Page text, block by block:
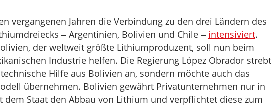
vergangenen Jahren die Verbindung zu den drei Ländern des
‒ Argentinien, Bolivien und Chile ‒ intensiviert.
der weltweit größte Lithiumproduzent, soll nun beim
Industrie helfen. Die Regierung López Obrador strebt
Hilfe aus Bolivien an, sondern möchte auch das
übernehmen. Bolivien gewährt Privatunternehmen nur in
dem Staat den Abbau von Lithium und verpflichtet diese zum